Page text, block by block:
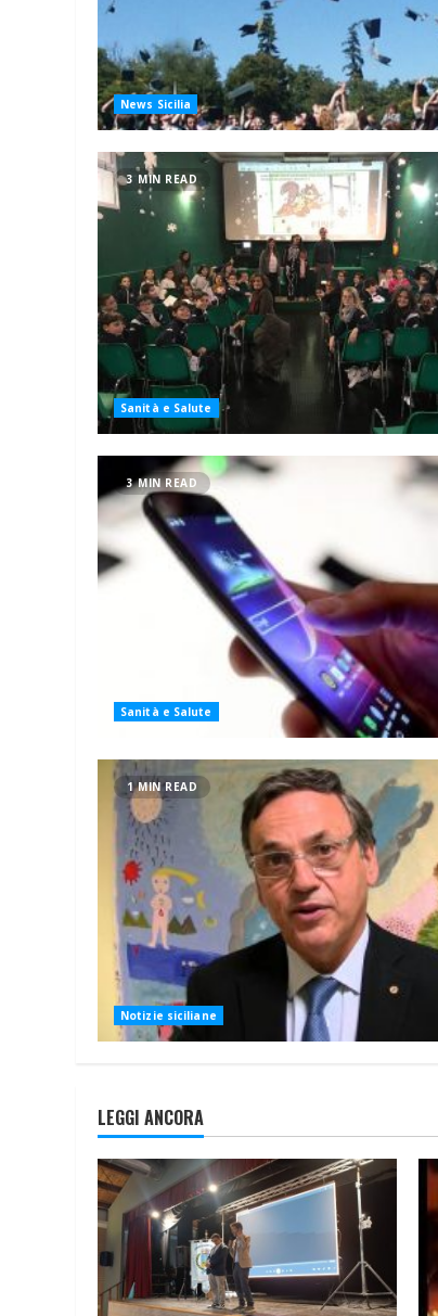
News Sicilia
3 MIN READ
Sanità e Salute
3 MIN READ
Sanità e Salute
1 MIN READ
Notizie siciliane
LEGGI ANCORA